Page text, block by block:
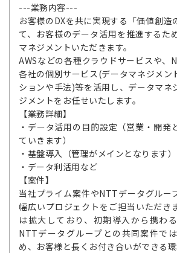
---業務内容---
お客様のDXを共に実現する「価値創造
て、お客様のデータ活用を推進するた
マネジメントいただきます。
AWSなどの各種クラウドサービスや、
各社の個別サービス(データマネジメン
ションや手法)等を活用し、データマネ
ジメントをお任せいたします。
【業務詳細】
・データ活用の目的設定（営業・開発
ていきます）
・基盤導入（管理がメインとなります）
・データ利活用など
【案件】
当社プライム案件やNTTデータグルー
幅広いプロジェクトをご担当いただき
は拡大しており、初期導入から携わ
NTTデータグループとの共同案件で
め、お客様と長くお付き合いができる環